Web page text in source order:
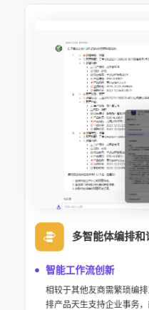
多智能体编排和
智能工作流创新
相较于其他友商需繁琐编
排产品天生支持企业事务